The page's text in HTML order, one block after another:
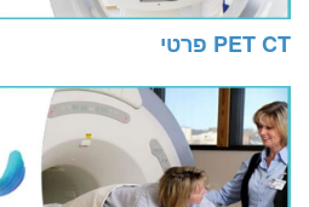
PET CT פרטי